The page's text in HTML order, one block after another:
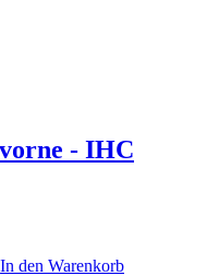
- IHC
In den Warenkorb